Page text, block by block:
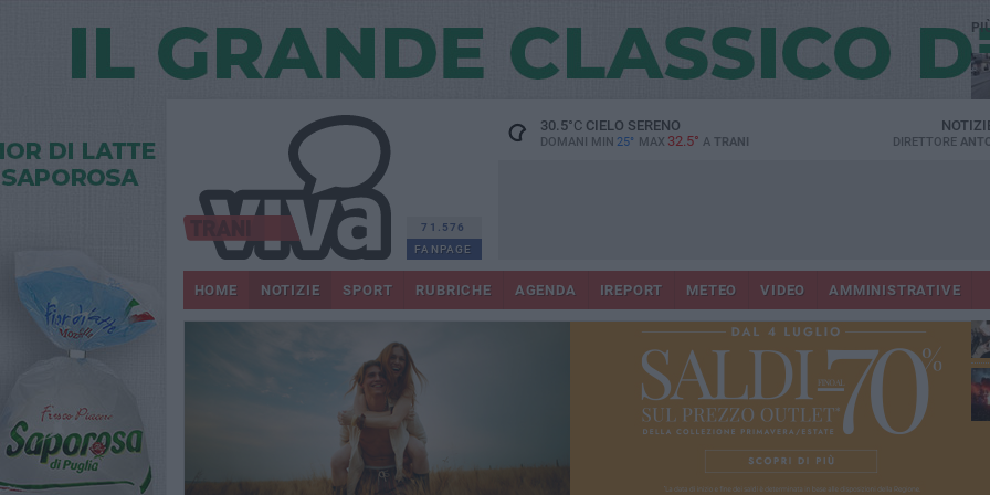
71.576
FANPAGE
30.5°CCIELO SERENO
DOMANI MIN 25° MAX 32.5° A TRANI DIRETTORE
HOME NOTIZIE SPORT RUBRICHE AGENDA IREPORT METEO VIDEO AMMINISTRATIVE